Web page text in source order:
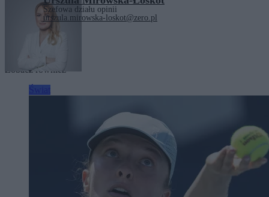
Szefowa działu opinii
urszula.mirowska-loskot@zero.pl
Iran Izrael
Zobacz również